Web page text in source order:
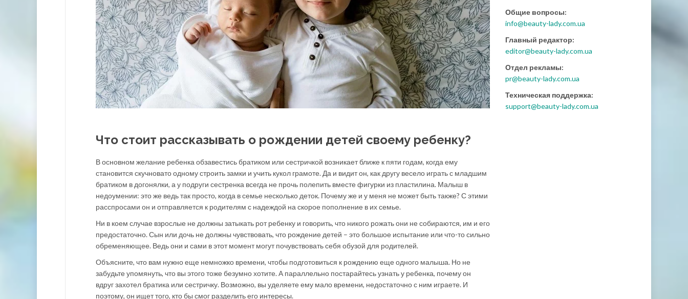
Что стоит рассказывать о рождении детей своему ребенку?
В основном желание ребенка обзавестись братиком или сестричкой возникает ближе к пяти годам, когда ему
становится скучновато одному строить замки и учить кукол грамоте. Да и видит он, как другу весело играть с младшим
братиком в догонялки, а у подруги сестренка всегда не прочь полепить вместе фигурки из пластилина. Малыш в
недоумении: это же ведь так просто, когда в семье несколько деток. Почему же и у меня не может быть также? С этими
расспросами он и отправляется к родителям с надеждой на скорое пополнение в их семье.
Ни в коем случае взрослые не должны затыкать рот ребенку и говорить, что никого рожать они не собираются, им и его
предостаточно. Сын или дочь не должны чувствовать, что рождение детей – это большое испытание или что-то сильно
обременяющее. Ведь они и сами в этот момент могут почувствовать себя обузой для родителей.
Объясните, что вам нужно еще немножко времени, чтобы подготовиться к рождению еще одного малыша. Но не
забудьте упомянуть, что вы этого тоже безумно хотите. А параллельно постарайтесь узнать у ребенка, почему он
вдруг захотел братика или сестричку. Возможно, вы уделяете ему мало времени, недостаточно с ним играете. И
поэтому, он ищет того, кто бы смог разделить его интересы.
Общие вопросы:
info@beauty-lady.com.ua
Главный редактор:
editor@beauty-lady.com.ua
Отдел рекламы:
pr@beauty-lady.com.ua
Техническая поддержка:
support@beauty-lady.com.ua